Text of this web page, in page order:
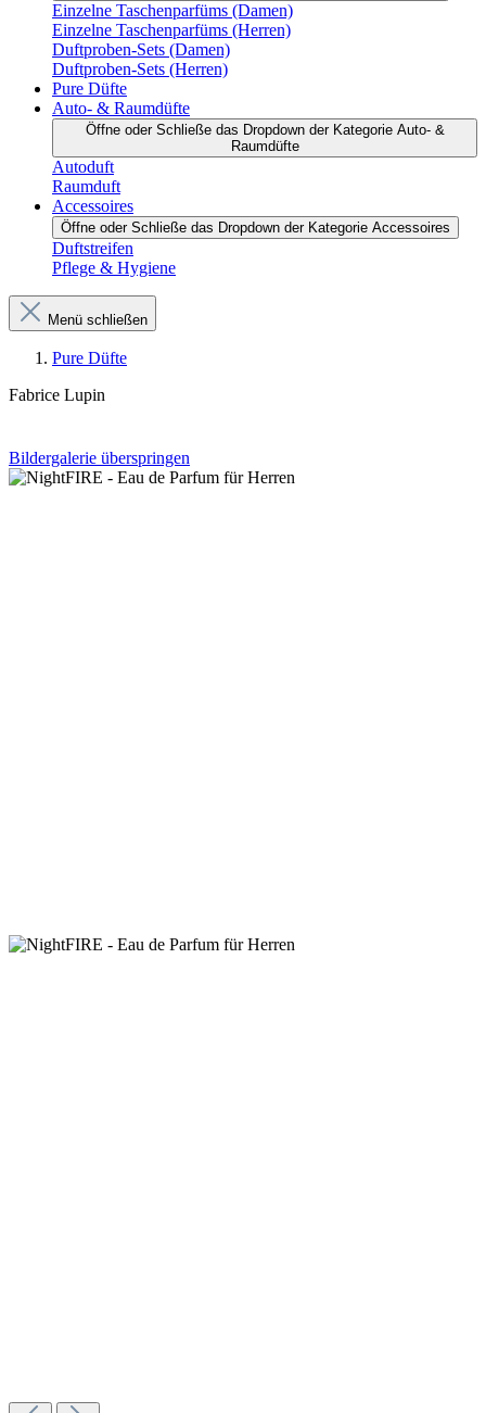
Einzelne Taschenparfüms (Damen)
Einzelne Taschenparfüms (Herren)
Duftproben-Sets (Damen)
Duftproben-Sets (Herren)
Pure Düfte
Auto- & Raumdüfte
Öffne oder Schließe das Dropdown der Kategorie Auto- &
Raumdüfte
Autoduft
Raumduft
Accessoires
Öffne oder Schließe das Dropdown der Kategorie Accessoires
Duftstreifen
Pflege & Hygiene
Menü schließen
Pure Düfte
Fabrice Lupin
Bildergalerie überspringen